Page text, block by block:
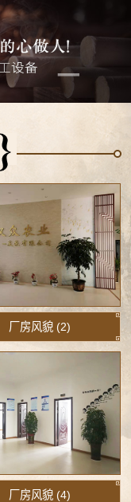
厂房风貌 (2)
厂房风貌 (4)